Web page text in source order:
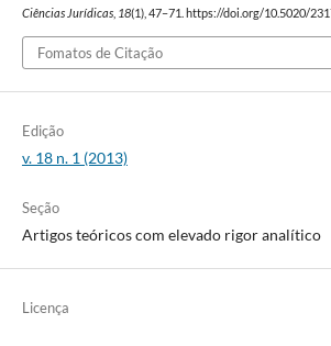
Ciências Jurídicas, 18(1), 47–71. https://doi.org/10.5020/
Fomatos de Citação
Edição
v. 18 n. 1 (2013)
Seção
Artigos teóricos com elevado rigor analítico
Licença